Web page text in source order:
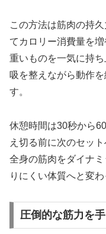
この方法は筋肉の持
てカロリー消費量を増
重いものを一気に持
吸を整えながら動作
す。
休憩時間は30秒から
え切る前に次のセット
全身の筋肉をダイナ
りにくい体質へと変わ
圧倒的な筋力を